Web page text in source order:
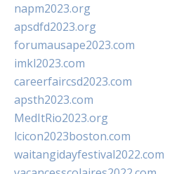
napm2023.org
apsdfd2023.org
forumausape2023.com
imkl2023.com
careerfaircsd2023.com
apsth2023.com
MedItRio2023.org
lcicon2023boston.com
waitangidayfestival2022.com